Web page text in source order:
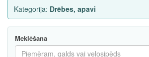
Kategorija: Drēbes, apavi
Meklēšana